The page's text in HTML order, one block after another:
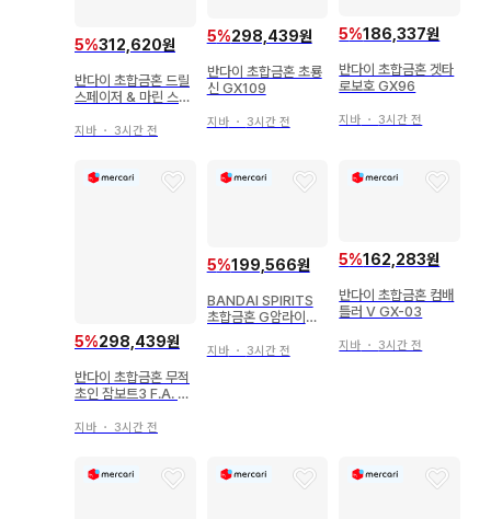
5%312,620원
반다이 초합금혼 드릴
스페이저 & 마린 스페
D.C. 대응 GX-76X2
지바 ・ 3시간 전
5%298,439원
반다이 초합금혼 초룡
신 GX109
지바・ 3시간 전
5%186,337원
반다이 초합금혼 겟타
로보호 GX96
지바 ・ 3시간 전
5%298,439원
반다이 초합금혼 무적
초인 잠보트3 F.A. G
지바 ・ 3시간 전
5%199,566원
BANDAI SPIRITS
초합금혼 G암라이저
지바・ 3시간 전
5%162,283원
반다이 초합금혼 컴배
틀러 V GX-03
지바 ・ 3시간 전